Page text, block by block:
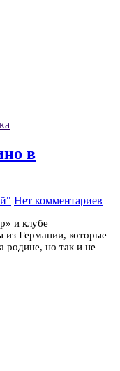
в
Нет комментариев
и клубе
Германии, которые
родине, но так и не